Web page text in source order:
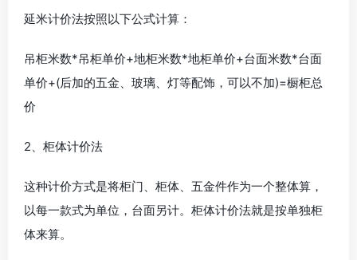
延米计价法按照以下公式计算：
吊柜米数*吊柜单价+地柜米数*地柜单价+台面米数*台面
单价+(后加的五金、玻璃、灯等配饰，可以不加)=橱柜总
价
2、柜体计价法
这种计价方式是将柜门、柜体、五金件作为一个整体算，
以每一款式为单位，台面另计。柜体计价法就是按单独柜
体来算。